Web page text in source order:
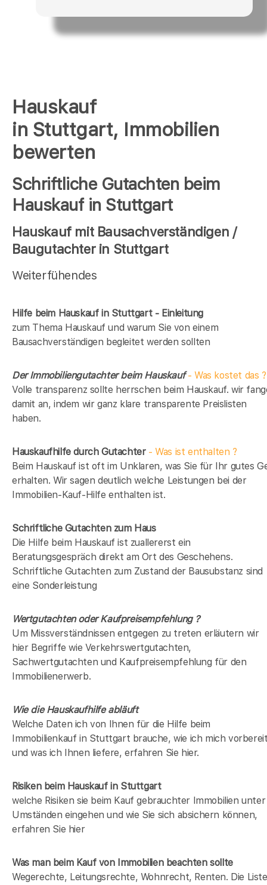
Hauskauf
in Stuttgart, Immobilien
bewerten
Schriftliche Gutachten beim
Hauskauf in Stuttgart
Hauskauf mit Bausachverständigen /
Baugutachter in Stuttgart
Weiterfühendes
Hilfe beim Hauskauf in Stuttgart - Einleitung
zum Thema Hauskauf und warum Sie von einem
Bausachverständigen begleitet werden sollten
Der Immobiliengutachter beim Hauskauf- Was kostet das ?
Volle transparenz sollte herrschen beim Hauskauf. wir
damit an, indem wir ganz klare transparente Preislisten
haben.
Hauskaufhilfe durch Gutachter- Was ist enthalten ?
Beim Hauskauf ist oft im Unklaren, was Sie für Ihr gutes
erhalten. Wir sagen deutlich welche Leistungen bei der
Immobilien-Kauf-Hilfe enthalten ist.
Schriftliche Gutachten zum Haus
Die Hilfe beim Hauskauf ist zuallererst ein
Beratungsgespräch direkt am Ort des Geschehens.
Schriftliche Gutachten zum Zustand der Bausubstanz sind
eine Sonderleistung
Wertgutachten oder Kaufpreisempfehlung ?
Um Missverständnissen entgegen zu treten erläutern wir
hier Begriffe wie Verkehrswertgutachten,
Sachwertgutachten und Kaufpreisempfehlung für den
Immobilienerwerb.
Wie die Hauskaufhilfe abläuft
Welche Daten ich von Ihnen für die Hilfe beim
Immobilienkauf in Stuttgart brauche, wie ich mich
und was ich Ihnen liefere, erfahren Sie hier.
Risiken beim Hauskaufin Stuttgart
welche Risiken sie beim Kauf gebrauchter Immobilien unter
Umständen eingehen und wie Sie sich absichern können,
erfahren Sie hier
Was man beim Kauf von Immobilien beachten sollte
Wegerechte, Leitungsrechte, Wohnrecht, Renten. Die Liste